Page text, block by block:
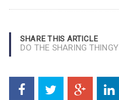
SHARE THIS ARTICLE
DO THE SHARING THINGY